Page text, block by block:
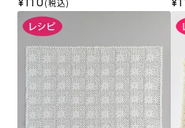
(税込)